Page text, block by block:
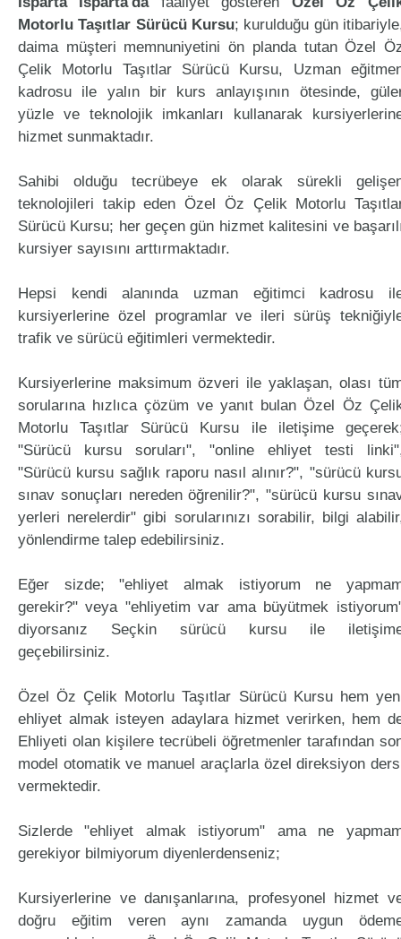
Motorlu Taşıtlar Sürücü Kursu; kurulduğu gün
daima müşteri memnuniyetini ön planda tutan Özel
Çelik Motorlu Taşıtlar Sürücü Kursu, Uzman
kadrosu ile yalın bir kurs anlayışının ötesinde,
yüzle ve teknolojik imkanları kullanarak
hizmet sunmaktadır.
Sahibi olduğu tecrübeye ek olarak sürekli
teknolojileri takip eden Özel Öz Çelik Motorlu
Sürücü Kursu; her geçen gün hizmet kalitesini ve
kursiyer sayısını arttırmaktadır.
Hepsi kendi alanında uzman eğitimci kadrosu
kursiyerlerine özel programlar ve ileri sürüş
trafik ve sürücü eğitimleri vermektedir.
Kursiyerlerine maksimum özveri ile yaklaşan, olası
sorularına hızlıca çözüm ve yanıt bulan Özel Öz
Motorlu Taşıtlar Sürücü Kursu ile iletişime
"Sürücü kursu soruları", "online ehliyet testi
"Sürücü kursu sağlık raporu nasıl alınır?", "sürücü
sınav sonuçları nereden öğrenilir?", "sürücü kursu
yerleri nerelerdir" gibi sorularınızı sorabilir, bilgi
yönlendirme talep edebilirsiniz.
Eğer sizde; "ehliyet almak istiyorum ne
gerekir?" veya "ehliyetim var ama büyütmek
diyorsanız Seçkin sürücü kursu ile
geçebilirsiniz.
Özel Öz Çelik Motorlu Taşıtlar Sürücü Kursu hem
ehliyet almak isteyen adaylara hizmet verirken, hem
Ehliyeti olan kişilere tecrübeli öğretmenler tarafından
model otomatik ve manuel araçlarla özel direksiyon
vermektedir.
Sizlerde "ehliyet almak istiyorum" ama ne
gerekiyor bilmiyorum diyenlerdenseniz;
Kursiyerlerine ve danışanlarına, profesyonel hizmet
doğru eğitim veren aynı zamanda uygun